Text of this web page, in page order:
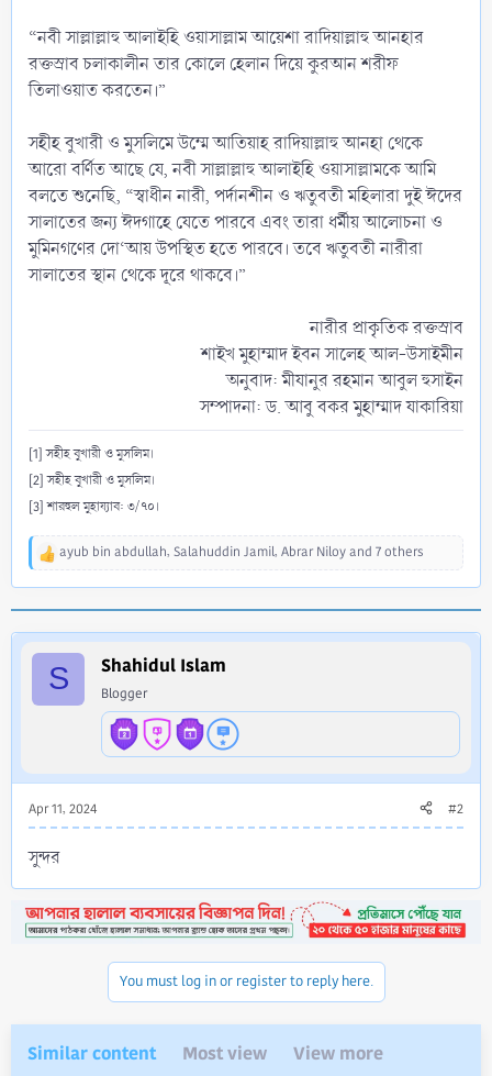
“নবী সাল্লাল্লাহু আলাইহি ওয়াসাল্লাম আয়েশা রাদিয়াল্লাহু আনহার
রক্তস্রাব চলাকালীন তার কোলে হেলান দিয়ে কুরআন শরীফ
তিলাওয়াত করতেন।”
সহীহ বুখারী ও মুসলিমে উম্মে আতিয়াহ রাদিয়াল্লাহু আনহা থেকে
আরো বর্ণিত আছে যে, নবী সাল্লাল্লাহু আলাইহি ওয়াসাল্লামকে আমি
বলতে শুনেছি, “স্বাধীন নারী, পর্দানশীন ও ঋতুবতী মহিলারা দুই ঈদের
সালাতের জন্য ঈদগাহে যেতে পারবে এবং তারা ধর্মীয় আলোচনা ও
মুমিনগণের দো‘আয় উপস্থিত হতে পারবে। তবে ঋতুবতী নারীরা
সালাতের স্থান থেকে দূরে থাকবে।”
নারীর প্রাকৃতিক রক্তস্রাব
শাইখ মুহাম্মাদ ইবন সালেহ আল-উসাইমীন
অনুবাদ: মীযানুর রহমান আবুল হুসাইন
সম্পাদনা: ড. আবু বকর মুহাম্মাদ যাকারিয়া​
[1] সহীহ বুখারী ও মুসলিম।
[2] সহীহ বুখারী ও মুসলিম।
[3] শারহুল মুহায্যাব: ৩/৭০।
R
t
i
ayub bin abdullah, Salahuddin Jamil, Abrar Niloyand 7 others
S Shahidul Islam
Blogger
Apr 11, 2024 #2
সুন্দর
You must log in or register to reply here.
Similar content Most view View more